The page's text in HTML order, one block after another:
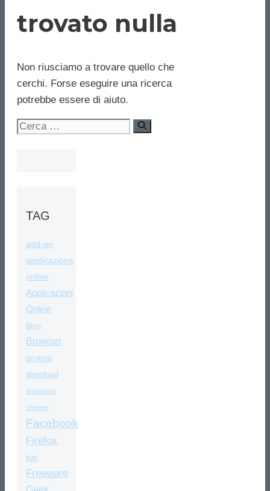
trovato nulla
Non riusciamo a trovare quello che
cerchi. Forse eseguire una ricerca
potrebbe essere di aiuto.
Ricerca
TAG
add-on
applicazione
online
Applicazioni
Online
Blog
Browser
desktop
download
estensioni
chrome
Facebook
Firefox
foto
Freeware